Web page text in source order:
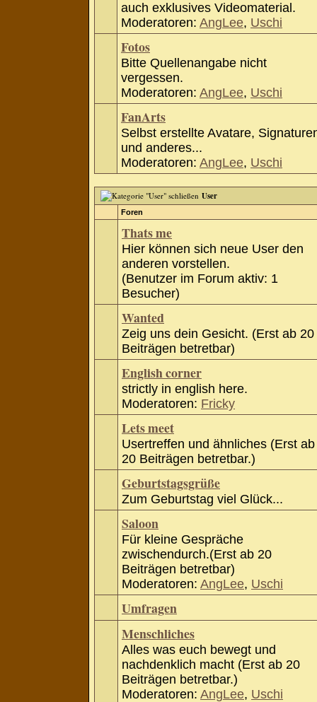
auch exklusives Videomaterial.
Moderatoren: AngLee, Uschi
Fotos
Bitte Quellenangabe nicht
vergessen.
Moderatoren: AngLee, Uschi
FanArts
Selbst erstellte Avatare,
und anderes...
Moderatoren: AngLee, Uschi
User
Foren
Thats me
Hier können sich neue User den
anderen vorstellen.
(Benutzer im Forum aktiv: 1
Besucher)
Wanted
Zeig uns dein Gesicht. (Erst ab 20
Beiträgen betretbar)
English corner
strictly in english here.
Moderatoren: Fricky
Lets meet
Usertreffen und ähnliches (Erst ab
20 Beiträgen betretbar.)
Geburtstagsgrüße
Zum Geburtstag viel Glück...
Saloon
Für kleine Gespräche
zwischendurch.(Erst ab 20
Beiträgen betretbar)
Moderatoren: AngLee, Uschi
Umfragen
Menschliches
Alles was euch bewegt und
nachdenklich macht (Erst ab 20
Beiträgen betretbar.)
Moderatoren: AngLee, Uschi